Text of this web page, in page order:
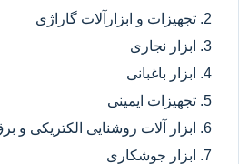
تجهیزات و ابزارآلات گاراژی
ابزار نجاری
ابزار باغبانی
تجهیزات ایمینی
ابزار آلات روشنایی الکتریکی و
ابزار جوشکاری